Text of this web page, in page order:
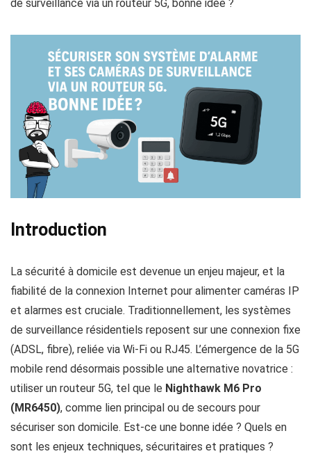
de surveillance via un routeur 5G, bonne idée ?
Introduction
La sécurité à domicile est devenue un enjeu majeur, et la
fiabilité de la connexion Internet pour alimenter caméras IP
et alarmes est cruciale. Traditionnellement, les systèmes
de surveillance résidentiels reposent sur une connexion fixe
(ADSL, fibre), reliée via Wi‑Fi ou RJ45. L’émergence de la 5G
mobile rend désormais possible une alternative novatrice :
utiliser un routeur 5G, tel que le Nighthawk M6 Pro
(MR6450), comme lien principal ou de secours pour
sécuriser son domicile. Est-ce une bonne idée ? Quels en
sont les enjeux techniques, sécuritaires et pratiques ?